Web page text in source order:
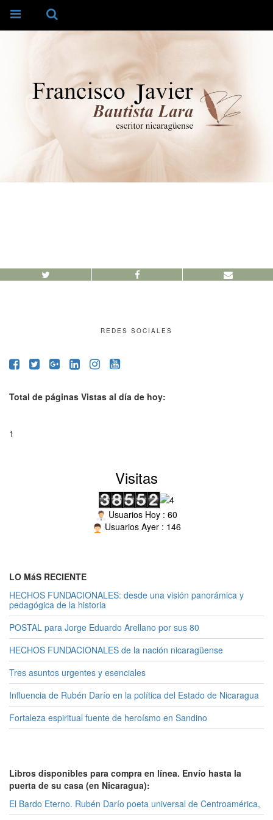
REDES SOCIALES
Total de páginas Vistas al día de hoy:
1
Visitas
Usuarios Hoy : 60
Usuarios Ayer : 146
LO MáS RECIENTE
HECHOS FUNDACIONALES: desde una visión panorámica y
pedagógica de la historia
POSTAL para Jorge Eduardo Arellano por sus 80
HECHOS FUNDACIONALES de la nación nicaragüense
Tres asuntos urgentes y esenciales
Influencia de Rubén Darío en la política del Estado de Nicaragua
Fortaleza espiritual fuente de heroísmo en Sandino
Libros disponibles para compra en línea. Envío hasta la
puerta de su casa (en Nicaragua):
El Bardo Eterno. Rubén Darío poeta universal de Centroamérica,